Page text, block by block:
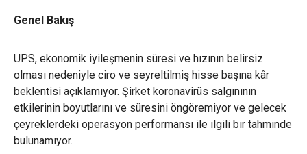
Genel Bakış
UPS, ekonomik iyileşmenin süresi ve hızının belirsiz
olması nedeniyle ciro ve seyreltilmiş hisse başına kâr
beklentisi açıklamıyor. Şirket koronavirüs salgınının
etkilerinin boyutlarını ve süresini öngöremiyor ve gelecek
çeyreklerdeki operasyon performansı ile ilgili bir tahminde
bulunamıyor.